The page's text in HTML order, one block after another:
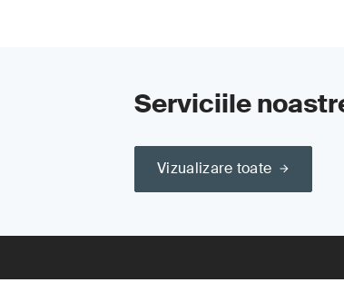
Serviciile
Vizualizare toate